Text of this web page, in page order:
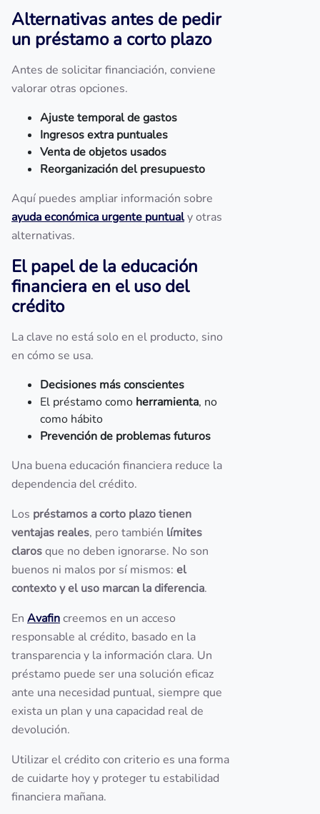
Alternativas antes de pedir
un préstamo a corto plazo
Antes de solicitar financiación, conviene
valorar otras opciones.
Ajuste temporal de gastos
Ingresos extra puntuales
Venta de objetos usados
Reorganización del presupuesto
Aquí puedes ampliar información sobre
ayuda económica urgente puntualy otras
alternativas.
El papel de la educación
financiera en el uso del
crédito
La clave no está solo en el producto, sino
en cómo se usa.
Decisiones más conscientes
El préstamo como herramienta, no
como hábito
Prevención de problemas futuros
Una buena educación financiera reduce la
dependencia del crédito.
Los préstamos a corto plazo tienen
ventajas reales, pero también límites
clarosque no deben ignorarse. No son
buenos ni malos por sí mismos: el
contexto y el uso marcan la diferencia.
En Avafincreemos en un acceso
responsable al crédito, basado en la
transparencia y la información clara. Un
préstamo puede ser una solución eficaz
ante una necesidad puntual, siempre que
exista un plan y una capacidad real de
devolución.
Utilizar el crédito con criterio es una forma
de cuidarte hoy y proteger tu estabilidad
financiera mañana.